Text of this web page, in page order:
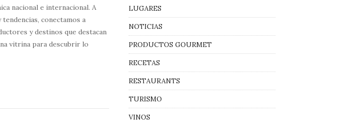
nacional e internacional. A
conectamos a
y destinos que destacan
vitrina para descubrir lo
LUGARES
NOTICIAS
PRODUCTOS GOURMET
RECETAS
RESTAURANTS
TURISMO
VINOS